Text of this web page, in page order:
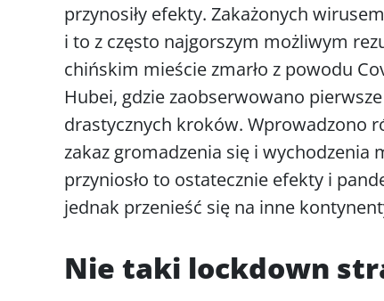
przynosiły efekty. Zakażonych
i to z często najgorszym możliwym
chińskim mieście zmarło z powodu
Hubei, gdzie zaobserwowano
drastycznych kroków. Wprowadzono
zakaz gromadzenia się i wychodzenia
przyniosło to ostatecznie efekty i
jednak przenieść się na inne
Nie taki lockdown